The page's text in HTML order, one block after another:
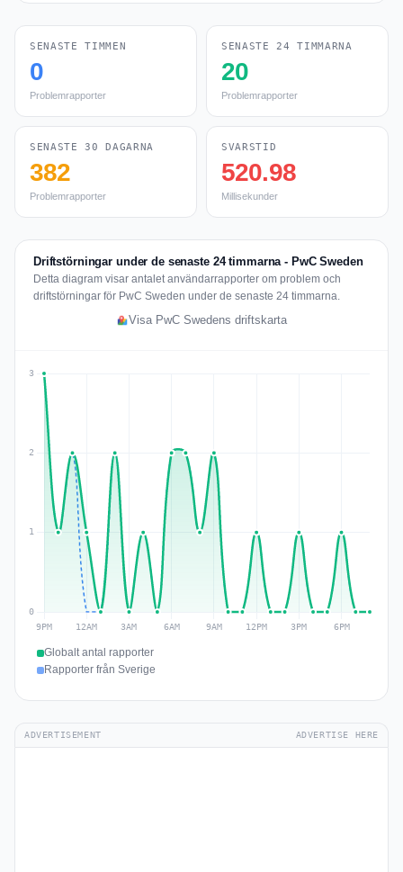
SENASTE TIMMEN
0
Problemrapporter
SENASTE 24 TIMMARNA
20
Problemrapporter
SENASTE 30 DAGARNA
382
Problemrapporter
SVARSTID
520.98
Millisekunder
Driftstörningar under de senaste 24 timmarna - PwC Sweden
Detta diagram visar antalet användarrapporter om problem och
driftstörningar för PwC Sweden under de senaste 24 timmarna.
Visa PwC Swedens driftskarta
Globalt antal rapporter
Rapporter från Sverige
ADVERTISEMENT ADVERTISE HERE